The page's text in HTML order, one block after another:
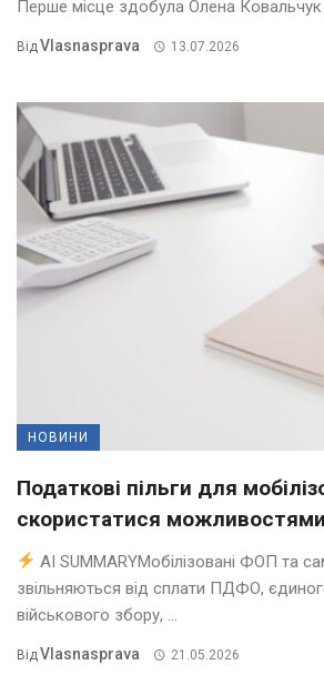
Перше місце здобула Олена Ковальчук
ВідVlasnasprava 13.07.2026
НОВИНИ
Податкові пільги для
скористатися можливостями
AI SUMMARYМобілізовані ФОП та
звільняються від сплати ПДФО,
військового збору, ...
ВідVlasnasprava 21.05.2026